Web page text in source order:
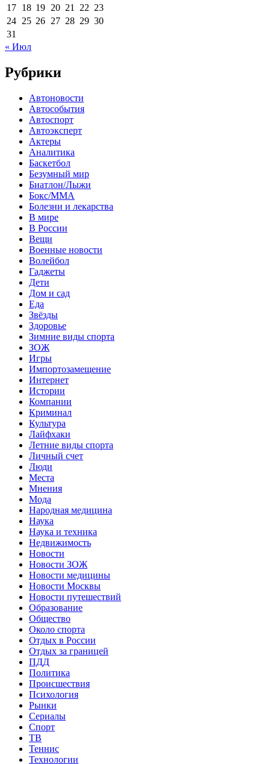
17 18 19 20 21 22 23
24 25 26 27 28 29 30
31
« Июл
Рубрики
Автоновости
Автособытия
Автоспорт
Автоэксперт
Актеры
Аналитика
Баскетбол
Безумный мир
Биатлон/Лыжи
Бокс/MMA
Болезни и лекарства
В мире
В России
Вещи
Военные новости
Волейбол
Гаджеты
Дети
Дом и сад
Еда
Звёзды
Здоровье
Зимние виды спорта
ЗОЖ
Игры
Импортозамещение
Интернет
Истории
Компании
Криминал
Культура
Лайфхаки
Летние виды спорта
Личный счет
Люди
Места
Мнения
Мода
Народная медицина
Наука
Наука и техника
Недвижимость
Новости
Новости ЗОЖ
Новости медицины
Новости Москвы
Новости путешествий
Образование
Общество
Около спорта
Отдых в России
Отдых за границей
ПДД
Политика
Происшествия
Психология
Рынки
Сериалы
Спорт
ТВ
Теннис
Технологии